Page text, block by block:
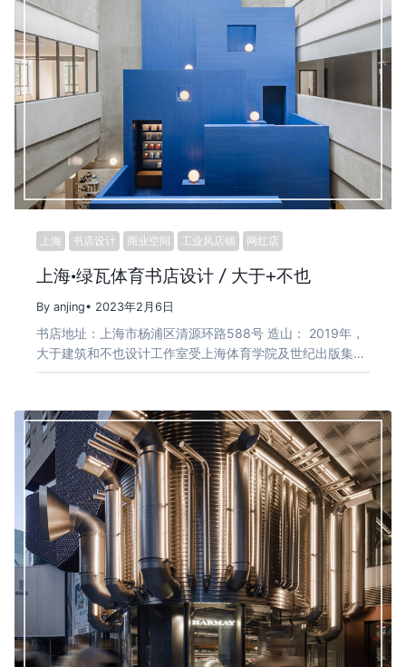
上海 书店设计 商业空间 工业风店铺 网红店
上海·绿瓦体育书店设计 / 大于+不也
By anjing• 2023年2月6日
书店地址：上海市杨浦区清源环路588号 造山： 2019年，
大于建筑和不也设计工作室受上海体育学院及世纪出版集…